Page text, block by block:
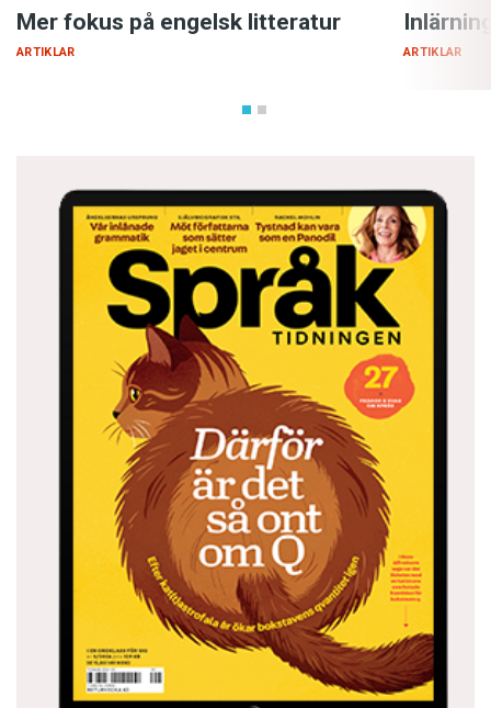
Mer fokus på engelsk litteratur
ARTIKLAR ARTIKLAR